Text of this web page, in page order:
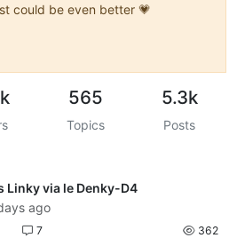
could be even better 💗
565
Topics
5.3k
Posts
Linky via le Denky-D4
ago
7 362